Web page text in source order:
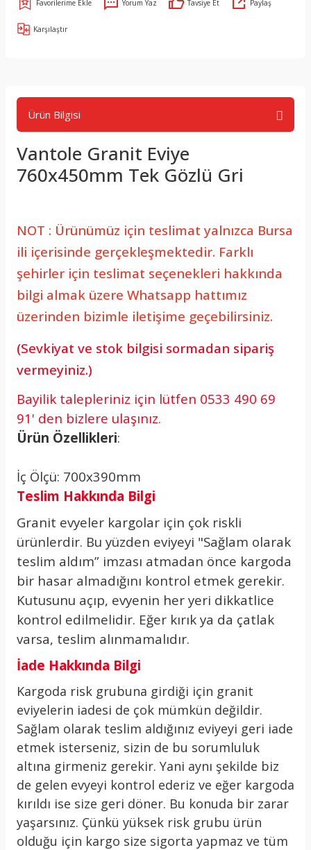
Yorum Yaz Tavsiye Et Paylaş
Karşılaştır
Ürün Bilgisi
Vantole Granit Eviye
760x450mm Tek Gözlü Gri
NOT : Ürünümüz için teslimat yalnızca Bursa
ili içerisinde gerçekleşmektedir. Farklı
şehirler için teslimat seçenekleri hakkında
bilgi almak üzere Whatsapp hattımız
üzerinden bizimle iletişime geçebilirsiniz.
(Sevkiyat ve stok bilgisi sormadan sipariş
vermeyiniz.)
Bayilik talepleriniz için lütfen 0533 490 69
91' den bizlere ulaşınız.
Ürün Özellikleri:
İç Ölçü: 700x390mm
Teslim Hakkında Bilgi
Granit evyeler kargolar için çok riskli
ürünlerdir. Bu yüzden eviyeyi "Sağlam olarak
teslim aldım” imzası atmadan önce kargoda
bir hasar almadığını kontrol etmek gerekir.
Kutusunu açıp, evyenin her yeri dikkatlice
kontrol edilmelidir. Eğer kırık ya da çatlak
varsa, teslim alınmamalıdır.
İade Hakkında Bilgi
Kargoda risk grubuna girdiği için granit
eviyelerin iadesi de çok mümkün değildir.
Sağlam olarak teslim aldığınız eviyeyi geri iade
etmek isterseniz, sizin de bu sorumluluk
altına girmeniz gerekir. Yani aynı şekilde biz
de gelen evyeyi kontrol ederiz ve eğer kargoda
kırıldı ise size geri döner. Bu konuda bir zarar
yaşarsınız. Çünkü yüksek risk grubu ürün
olduğu için kargo size sigorta yapmaz ve tüm